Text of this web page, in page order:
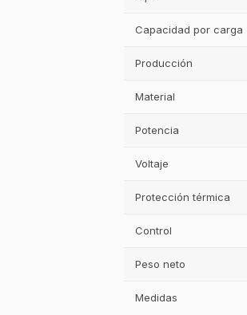
Capacidad por carga
Producción
Material
Potencia
Voltaje
Protección térmica
Control
Peso neto
Medidas